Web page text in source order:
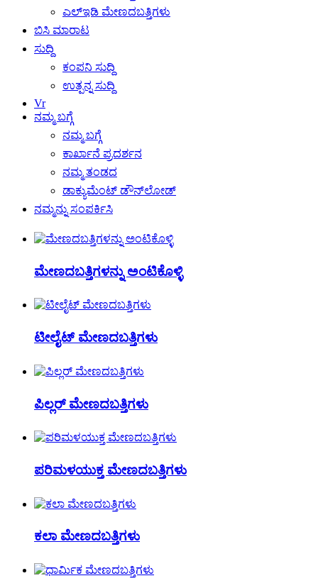
ಎಲ್ಇಡಿ ಮೇಣದಬತ್ತಿಗಳು
ಬಿಸಿ ಮಾರಾಟ
ಸುದ್ದಿ
ಕಂಪನಿ ಸುದ್ದಿ
ಉತ್ಪನ್ನ ಸುದ್ದಿ
Vr
ನಮ್ಮ ಬಗ್ಗೆ
ನಮ್ಮ ಬಗ್ಗೆ
ಕಾರ್ಖಾನೆ ಪ್ರದರ್ಶನ
ನಮ್ಮ ತಂಡದ
ಡಾಕ್ಯುಮೆಂಟ್ ಡೌನ್‌ಲೋಡ್
ನಮ್ಮನ್ನು ಸಂಪರ್ಕಿಸಿ
ಮೇಣದಬತ್ತಿಗಳನ್ನು ಅಂಟಿಕೊಳ್ಳಿ
ಟೀಲೈಟ್ ಮೇಣದಬತ್ತಿಗಳು
ಪಿಲ್ಲರ್ ಮೇಣದಬತ್ತಿಗಳು
ಪರಿಮಳಯುಕ್ತ ಮೇಣದಬತ್ತಿಗಳು
ಕಲಾ ಮೇಣದಬತ್ತಿಗಳು